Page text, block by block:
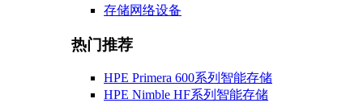
存储网络设备
热门推荐
HPE Primera 600系列智能存储
HPE Nimble HF系列智能存储